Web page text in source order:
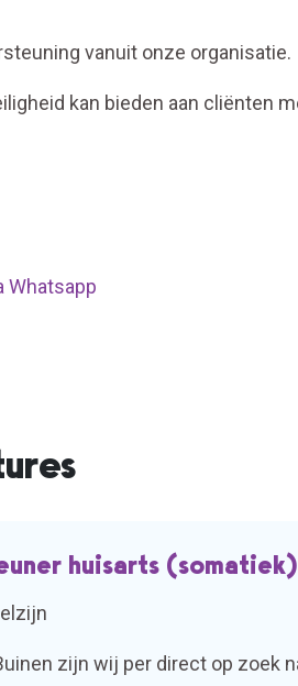
vanuit onze organisatie.
kan bieden aan cliënten
Whatsapp
huisarts (somatiek)
zijn wij per direct op zoek